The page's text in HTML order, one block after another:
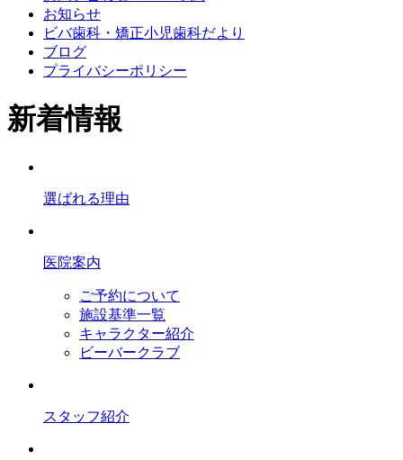
お知らせ
ビバ歯科・矯正小児歯科だより
ブログ
プライバシーポリシー
新着情報
選ばれる理由
医院案内
ご予約について
施設基準一覧
キャラクター紹介
ビーバークラブ
スタッフ紹介